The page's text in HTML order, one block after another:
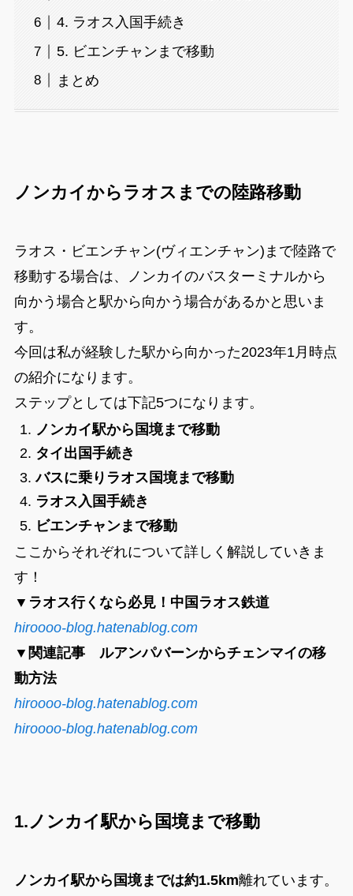
4. ラオス入国手続き
5. ビエンチャンまで移動
まとめ
ノンカイからラオスまでの陸路移動
ラオス・ビエンチャン(ヴィエンチャン)まで陸路で
移動する場合は、ノンカイのバスターミナルから
向かう場合と駅から向かう場合があるかと思いま
す。
今回は私が経験した駅から向かった2023年1月時点
の紹介になります。
ステップとしては下記5つになります。
ノンカイ駅から国境まで移動
タイ出国手続き
バスに乗りラオス国境まで移動
ラオス入国手続き
ビエンチャンまで移動
ここからそれぞれについて詳しく解説していきま
す！
▼ラオス行くなら必見！中国ラオス鉄道
hiroooo-blog.hatenablog.com
▼関連記事 ルアンパバーンからチェンマイの移
動方法
hiroooo-blog.hatenablog.com
hiroooo-blog.hatenablog.com
1.ノンカイ駅から国境まで移動
ノンカイ駅から国境までは約1.5km離れています。